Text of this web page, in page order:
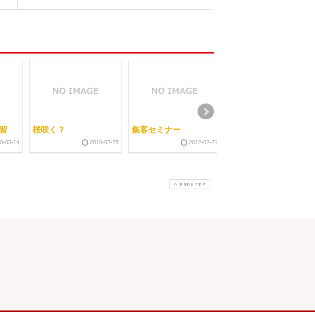
05-14
桜咲く？
2010-02-28
集客セミナー
2012-02-21
PAGE TOP